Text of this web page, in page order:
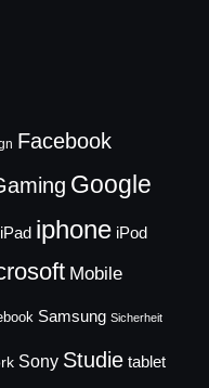
Facebook
Google
iPad iphone iPod
Mobile
Samsung Sicherheit
Sony Studie tablet